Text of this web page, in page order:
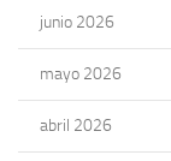
junio 2026
mayo 2026
abril 2026